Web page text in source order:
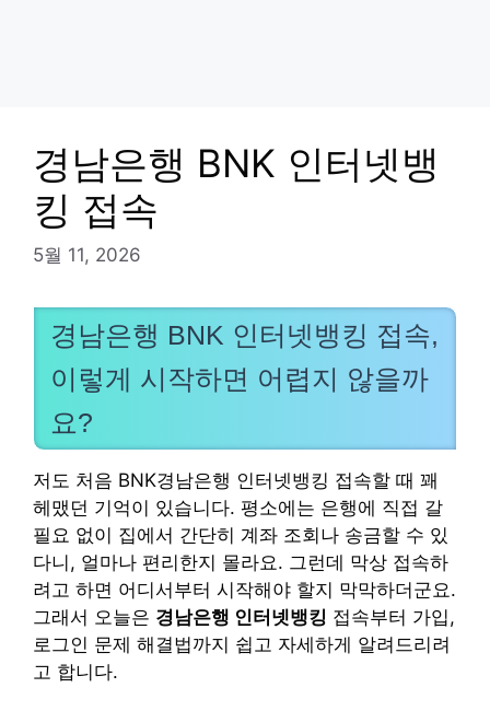
경남은행 BNK 인터넷뱅
킹 접속
5월 11, 2026
경남은행 BNK 인터넷뱅킹 접속,
이렇게 시작하면 어렵지 않을까
요?
저도 처음 BNK경남은행 인터넷뱅킹 접속할 때 꽤
헤맸던 기억이 있습니다. 평소에는 은행에 직접 갈
필요 없이 집에서 간단히 계좌 조회나 송금할 수 있
다니, 얼마나 편리한지 몰라요. 그런데 막상 접속하
려고 하면 어디서부터 시작해야 할지 막막하더군요.
그래서 오늘은 경남은행 인터넷뱅킹 접속부터 가입,
로그인 문제 해결법까지 쉽고 자세하게 알려드리려
고 합니다.